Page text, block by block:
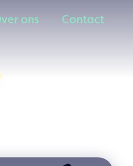
ons Contact
Contact